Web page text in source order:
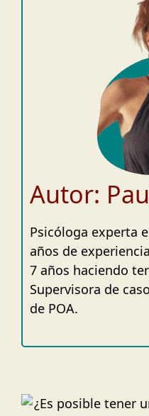
Autor:
Psicóloga experta
años de
7 años haciendo
Supervisora de
de POA.